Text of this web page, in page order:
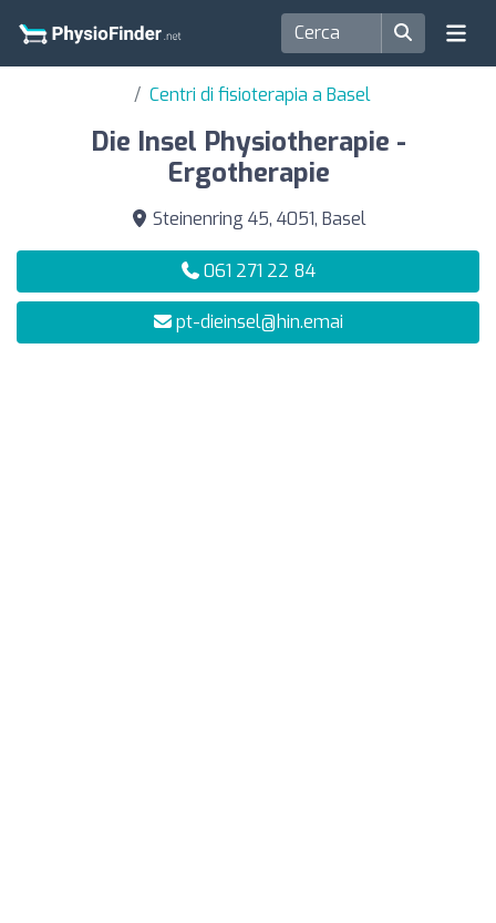
Centri di fisioterapia a Basel
Die Insel Physiotherapie -
Ergotherapie
Steinenring 45, 4051, Basel
061 271 22 84
pt-dieinsel@hin.emai